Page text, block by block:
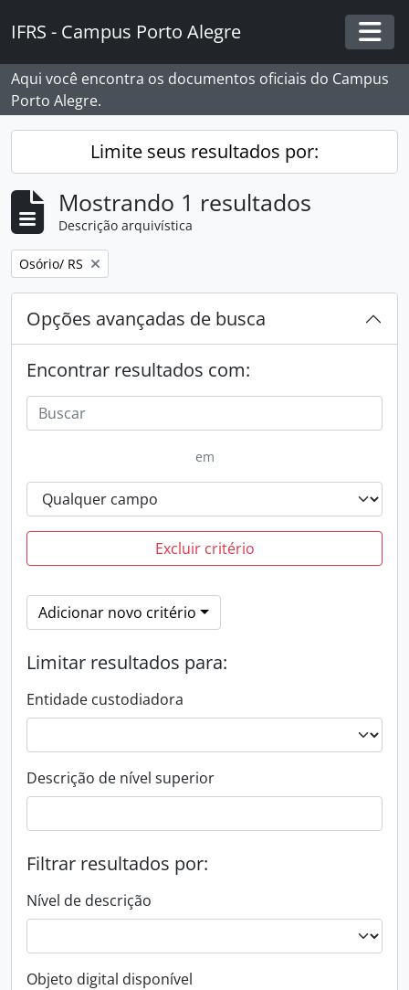
IFRS - Campus Porto Alegre
Aqui você encontra os documentos oficiais do Campus
Porto Alegre.
Limite seus resultados por:
Mostrando 1 resultados
Descrição arquivística
Remover filtro:
Osório/ RS
Opções avançadas de busca
Encontrar resultados com:
em
Excluir critério
Adicionar novo critério
Limitar resultados para:
Entidade custodiadora
Descrição de nível superior
Filtrar resultados por:
Nível de descrição
Objeto digital disponível